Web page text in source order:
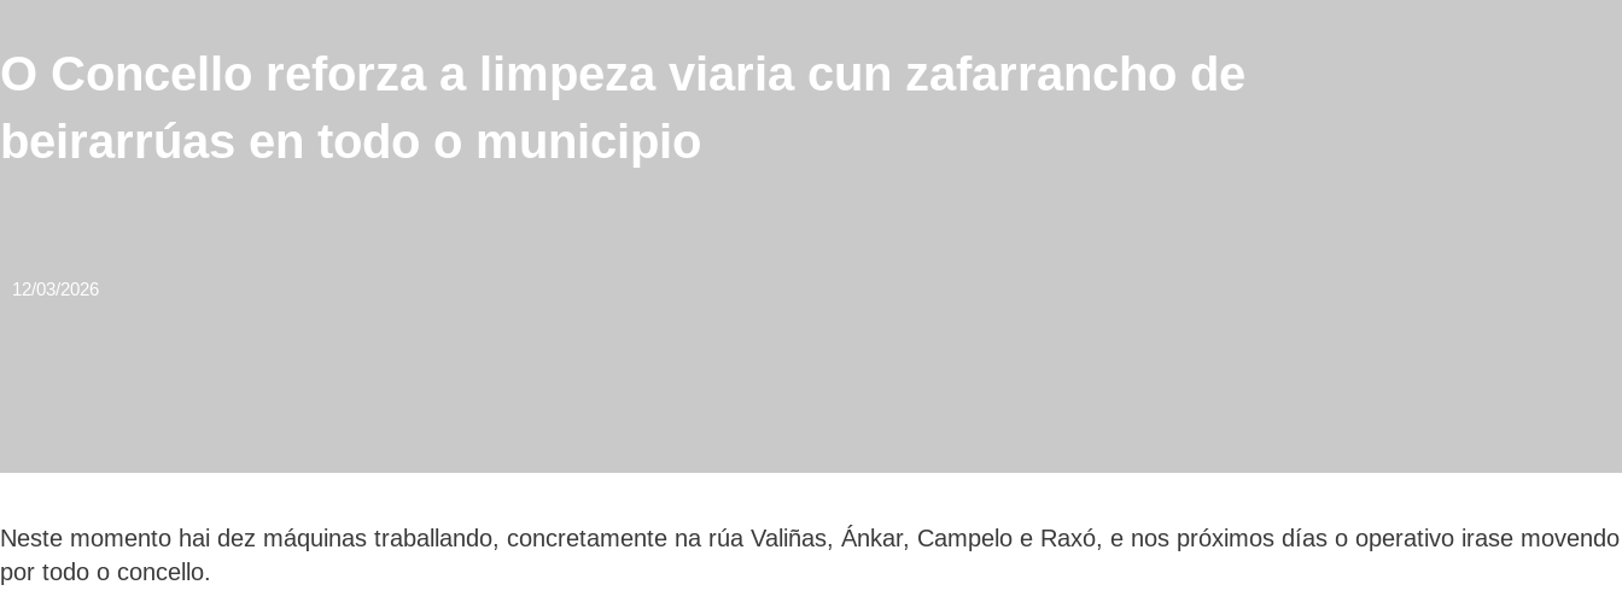
O Concello reforza a limpeza viaria cun zafarrancho de
beirarrúas en todo o municipio
12/03/2026
Neste momento hai dez máquinas traballando, concretamente na rúa Valiñas, Ánkar, Campelo e Raxó, e nos próximos días o operativo irase movendo
por todo o concello.